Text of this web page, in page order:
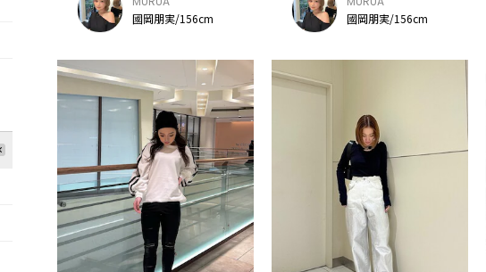
國岡朋実/156cm
國岡朋実/156cm